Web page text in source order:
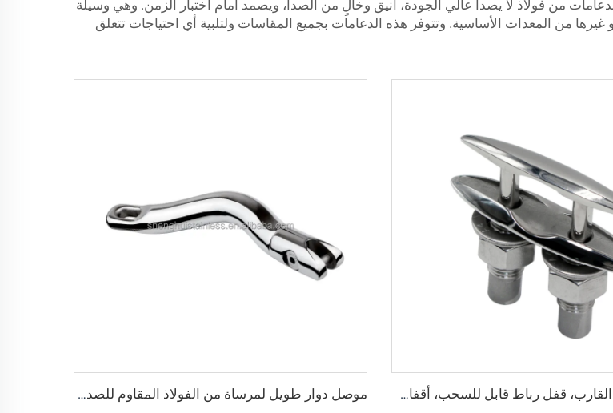
من فولاذ لا يصدأ عالي الجودة، أنيق وخالٍ من الصدأ، ويصمد أمام اختبار الزمن. وهي وسيلة
من المعدات الأساسية. وتتوفر هذه الدعامات بجميع المقاسات ولتلبية أي احتياجات تتعلق
اكسسوارات القارب، قفل رباط قابل للسحب، أقفال صب من الفولاذ المقاوم للصدأ G316 مقاس 125 مم موصل دوار طويل لمرساة من الفولاذ المقاوم للصدأ AISI316